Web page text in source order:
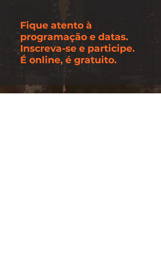
Fique atento à
programação e datas.
Inscreva-se e participe.
É online, é gratuito.